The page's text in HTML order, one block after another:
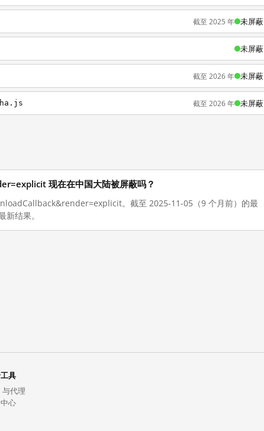
截至 2025 年 未屏蔽
未屏蔽
截至 2026 年 未屏蔽
截至 2026 年 未屏蔽
现在在中国大陆被屏蔽吗？
。截至 2025-11-05（9 个月前）的最
结果。
具
与代理
心